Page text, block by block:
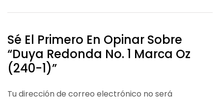
Sé El Primero En Opinar Sobre
“Duya Redonda No. 1 Marca Oz
(240-1)”
Tu dirección de correo electrónico no será